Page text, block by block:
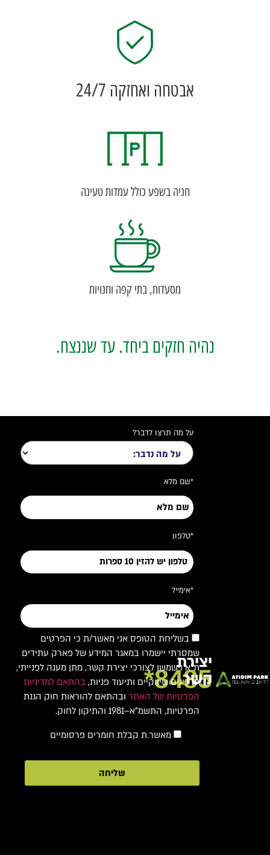
אבטחה ואחזקה 24/7
חניה בשפע כולל עמדות טעינה
מסעדות, בתי קפה וחנויות
נהיה חזקים ביחד. עד שננצח.
8485*
יצירת
קשר
על מה תרצו לדבר?
*שם מלא
*טלפון
*אימייל
בשליחת הטופס אני מאשר/ת כי הפרטים
שמסרתי יישמרו במאגר המידע של פארק עתידים
ת"א וישמשו לצורכי יצירת קשר, מתן מענה לפנייתי,
עדכונים שיווקיים ותיעוד פניות, בהתאם למדיניות
הפרטיות של האתרובהתאם להוראות חוק הגנת
הפרטיות, התשמ"א–1981 והתיקון לחוק.
מאשר.ת קבלת חומרים פרסומיים
שליחה